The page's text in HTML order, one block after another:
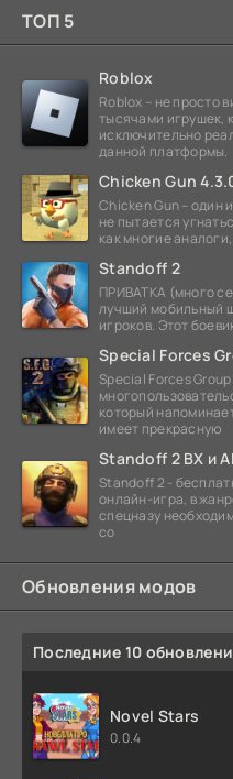
ТОП 5
Roblox
Roblox – не просто
тысячами игрушек,
исключительно
данной платформы.
Chicken Gun
Chicken Gun – один
не пытается
как многие
Standoff 2
ПРИВАТКА (много
лучший мобильный
игроков. Этот
Special Forces
Special Forces
который
имеет прекрасную
Standoff 2 ВХ и
Standoff 2 -
онлайн-игра, в
спецназу
со
Обновления модов
Последние 10
Novel Stars
0.0.4